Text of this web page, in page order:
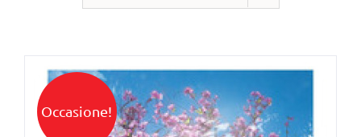
Occasione!